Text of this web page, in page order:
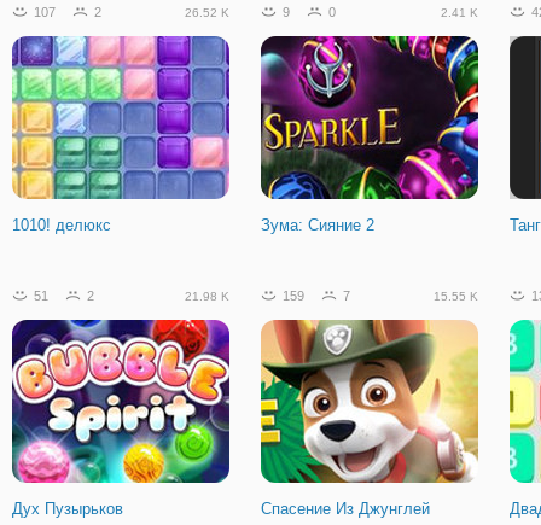
Heartreasure Узлы Гекса
Маджонг: Свежие Фрукты
107 2 26.52 K
1010! делюкс
9 0 2.41 K
Зума: Сияние 2
51 2 21.98 K
Дух Пузырьков
159 7 15.55 K
Спасение Из Джунглей